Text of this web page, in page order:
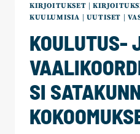
MUUTETTU
TAPAHTUVIKSI
KIRJOITUKSET
KUULUMISIA
UUTISET
KOULUTUS-
SI